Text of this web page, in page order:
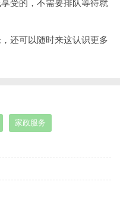
受的，不需要排队等待就
还可以随时来这认识更多
家政服务